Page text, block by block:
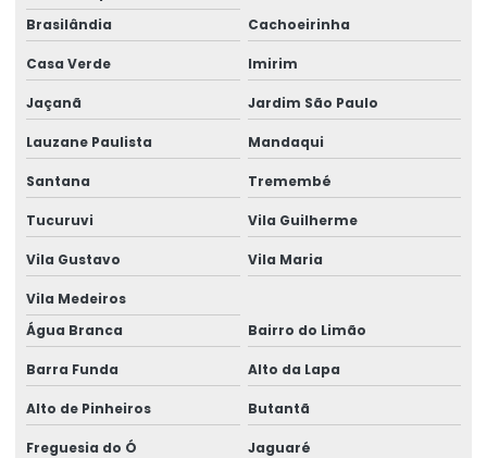
Consultoria Técnica Em Estrutural
Curso advance steel
Curso de autodesk advance steel
Curso calculista de estruturas metálicas
Curso calculo estrutura metalica
Curso completo de advance steel
Curso estrutura metálica
Curso projetista de estruturas metálicas
Curso projetista industrial
Curso projeto de estruturas metálicas
Cursos de projetos construção civil
Brasilândia
Cachoeirinha
Casa Verde Imirim
Jaçanã Jardim São Paulo
Lauzane Paulista Mandaqui
Santana Tremembé
Tucuruvi Vila Guilherme
Vila Gustavo Vila Maria
Vila Medeiros
Água Branca
Bairro do Limão
Barra Funda Alto da Lapa
Alto de Pinheiros Butantã
Freguesia do Ó Jaguaré